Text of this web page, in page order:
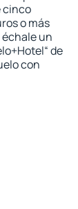
cinco
o más
un
de
con